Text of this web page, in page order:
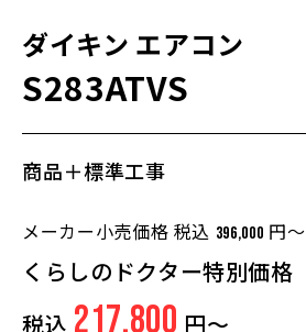
ダイキン エアコン
S283ATVS
商品＋標準工事
メーカー小売価格 税込 396,000 円～
くらしのドクター特別価格
税込 217,800 円～